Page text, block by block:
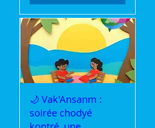
🌙 Vak'Ansanm :
soirée chodyé